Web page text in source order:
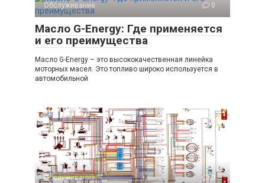
Обслуживание 0
Масло G-Energy: Где применяется
и его преимущества
Масло G-Energy – это высококачественная линейка
моторных масел. Это топливо широко используется в
автомобильной
Обслуживание 0